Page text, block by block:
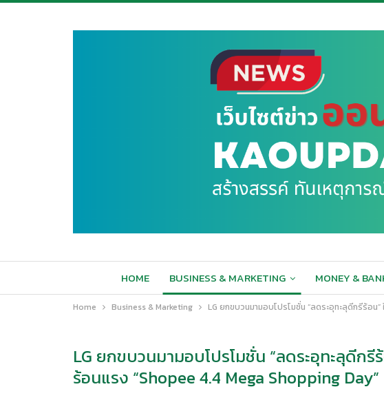
HOME BUSINESS & MARKETING MONEY &
Home Business & Marketing LG ยกขบวนมามอบโปรโมชั่น “ลดระอุทะลุดีกรีร้อ
LG ยกขบวนมามอบโปรโมชั่น “ลดระอุทะลุดีก
ร้อนแรง “Shopee 4.4 Mega Shopping Day”